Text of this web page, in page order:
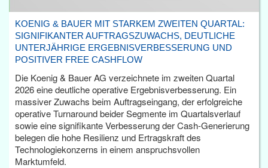
KOENIG & BAUER MIT STARKEM ZWEITEN QUARTAL:
SIGNIFIKANTER AUFTRAGSZUWACHS, DEUTLICHE
UNTERJÄHRIGE ERGEBNISVERBESSERUNG UND
POSITIVER FREE CASHFLOW
Die Koenig & Bauer AG verzeichnete im zweiten Quartal
2026 eine deutliche operative Ergebnisverbesserung. Ein
massiver Zuwachs beim Auftragseingang, der erfolgreiche
operative Turnaround beider Segmente im Quartalsverlauf
sowie eine signifikante Verbesserung der Cash-Generierung
belegen die hohe Resilienz und Ertragskraft des
Technologiekonzerns in einem anspruchsvollen
Marktumfeld.